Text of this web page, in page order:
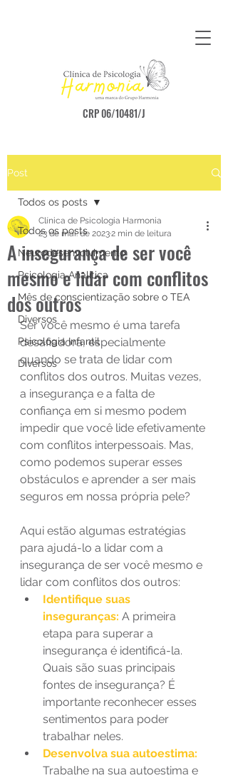
CRP 06/10481/J
Post
Todos os posts
Neurodesenvolvimento
Psicologia Analítica
Mês de conscientização sobre o TEA
Diversos
Psicologia Infantil
Diversos
Todos os posts
A insegurança de ser você
mesmo e lidar com conflitos
dos outros
Clínica de Psicologia Harmonia
23 de mai. de 20232 min de leitura
Ser você mesmo é uma tarefa
desafiadora, especialmente
quando se trata de lidar com
conflitos dos outros. Muitas vezes,
a insegurança e a falta de
confiança em si mesmo podem
impedir que você lide efetivamente
com conflitos interpessoais. Mas,
como podemos superar esses
obstáculos e aprender a ser mais
seguros em nossa própria pele?
Aqui estão algumas estratégias
para ajudá-lo a lidar com a
insegurança de ser você mesmo e
lidar com conflitos dos outros:
Identifique suas
inseguranças: A primeira
etapa para superar a
insegurança é identificá-la.
Quais são suas principais
fontes de insegurança? É
importante reconhecer esses
sentimentos para poder
trabalhar neles.
Desenvolva sua autoestima:
Trabalhe na sua autoestima e